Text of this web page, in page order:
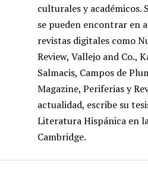
culturales y académicos.
se pueden encontrar en
revistas digitales como
Review, Vallejo and Co.,
Salmacis, Campos de
Magazine, Periferias y
actualidad, escribe su
Literatura Hispánica en
Cambridge.